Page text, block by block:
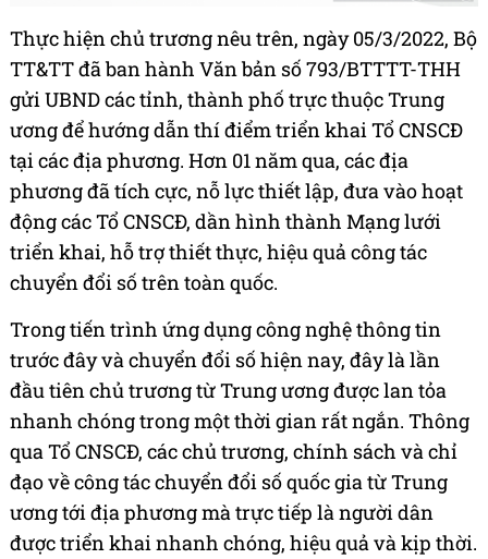
Thực hiện chủ trương nêu trên, ngày 05/3/2022, Bộ
TT&TT đã ban hành Văn bản số 793/BTTTT-THH
gửi UBND các tỉnh, thành phố trực thuộc Trung
ương để hướng dẫn thí điểm triển khai Tổ CNSCĐ
tại các địa phương. Hơn 01 năm qua, các địa
phương đã tích cực, nỗ lực thiết lập, đưa vào hoạt
động các Tổ CNSCĐ, dần hình thành Mạng lưới
triển khai, hỗ trợ thiết thực, hiệu quả công tác
chuyển đổi số trên toàn quốc.
Trong tiến trình ứng dụng công nghệ thông tin
trước đây và chuyển đổi số hiện nay, đây là lần
đầu tiên chủ trương từ Trung ương được lan tỏa
nhanh chóng trong một thời gian rất ngắn. Thông
qua Tổ CNSCĐ, các chủ trương, chính sách và chỉ
đạo về công tác chuyển đổi số quốc gia từ Trung
ương tới địa phương mà trực tiếp là người dân
được triển khai nhanh chóng, hiệu quả và kịp thời.